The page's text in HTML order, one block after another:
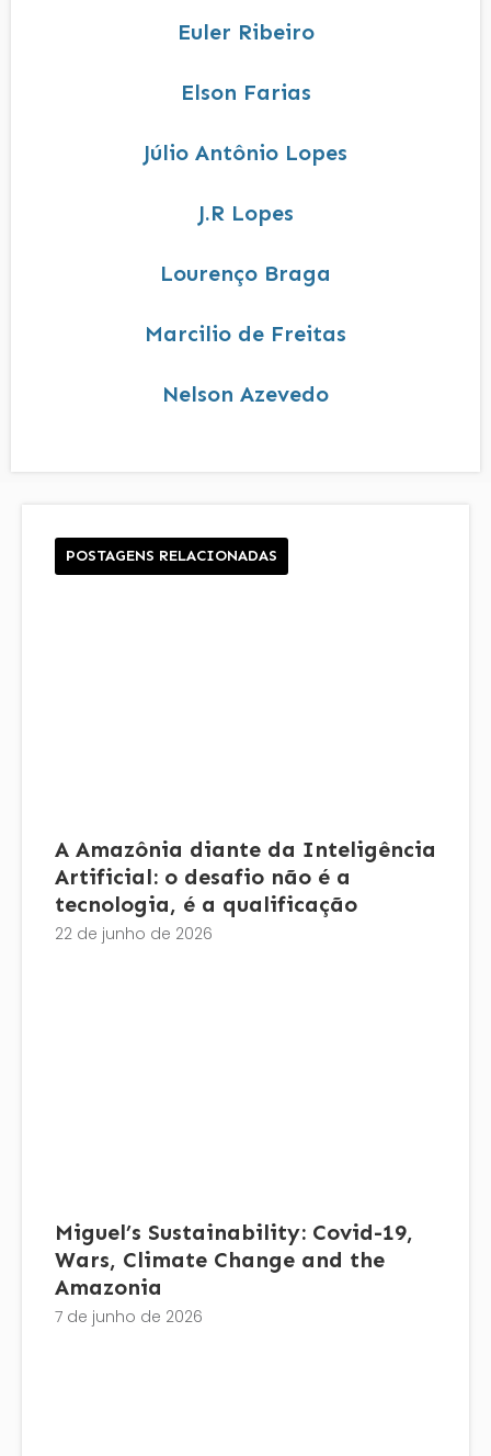
Euler Ribeiro
Elson Farias
Júlio Antônio Lopes
J.R Lopes
Lourenço Braga
Marcilio de Freitas
Nelson Azevedo
POSTAGENS RELACIONADAS
A Amazônia diante da Inteligência
Artificial: o desafio não é a
tecnologia, é a qualificação
22 de junho de 2026
Miguel’s Sustainability: Covid-19,
Wars, Climate Change and the
Amazonia
7 de junho de 2026